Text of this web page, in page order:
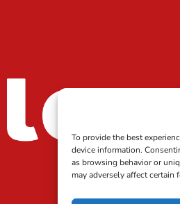
To provide the best
device information.
as browsing behavior or
may adversely affect certain